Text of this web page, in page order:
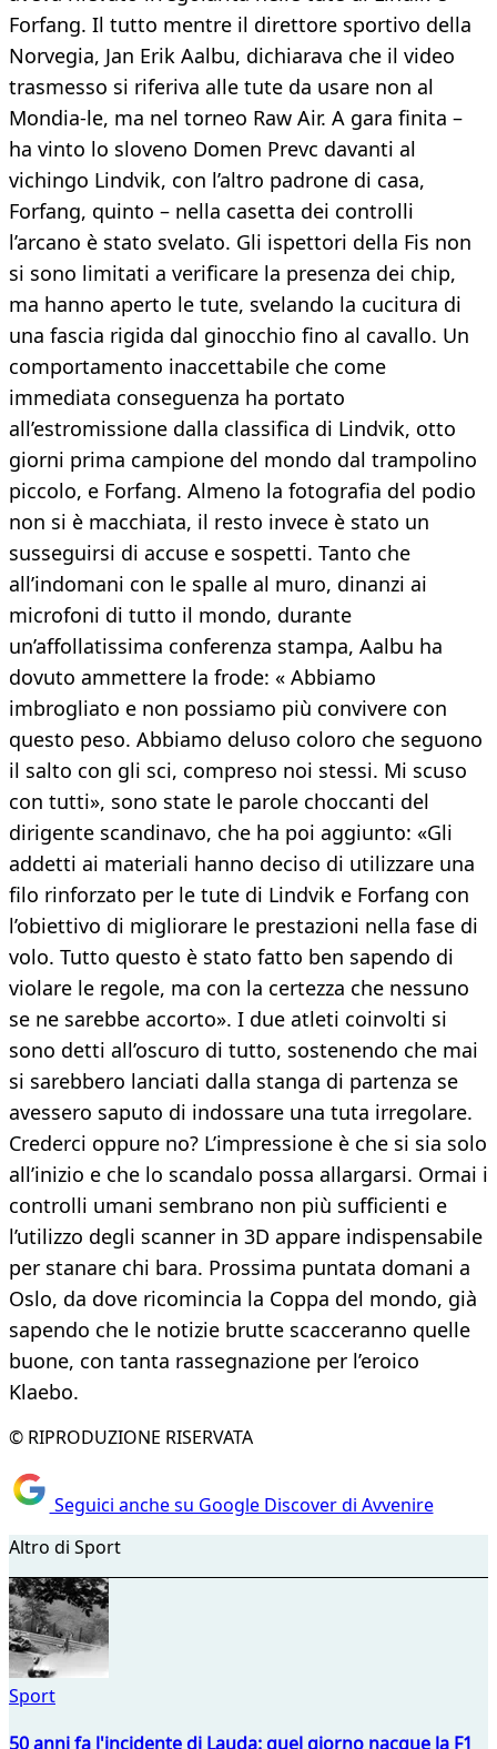
Forfang. Il tutto mentre il direttore sportivo della
Norvegia, Jan Erik Aalbu, dichiarava che il video
trasmesso si riferiva alle tute da usare non al
Mondia-le, ma nel torneo Raw Air. A gara finita –
ha vinto lo sloveno Domen Prevc davanti al
vichingo Lindvik, con l’altro padrone di casa,
Forfang, quinto – nella casetta dei controlli
l’arcano è stato svelato. Gli ispettori della Fis non
si sono limitati a verificare la presenza dei chip,
ma hanno aperto le tute, svelando la cucitura di
una fascia rigida dal ginocchio fino al cavallo. Un
comportamento inaccettabile che come
immediata conseguenza ha portato
all’estromissione dalla classifica di Lindvik, otto
giorni prima campione del mondo dal trampolino
piccolo, e Forfang. Almeno la fotografia del podio
non si è macchiata, il resto invece è stato un
susseguirsi di accuse e sospetti. Tanto che
all’indomani con le spalle al muro, dinanzi ai
microfoni di tutto il mondo, durante
un’affollatissima conferenza stampa, Aalbu ha
dovuto ammettere la frode: « Abbiamo
imbrogliato e non possiamo più convivere con
questo peso. Abbiamo deluso coloro che seguono
il salto con gli sci, compreso noi stessi. Mi scuso
con tutti», sono state le parole choccanti del
dirigente scandinavo, che ha poi aggiunto: «Gli
addetti ai materiali hanno deciso di utilizzare una
filo rinforzato per le tute di Lindvik e Forfang con
l’obiettivo di migliorare le prestazioni nella fase di
volo. Tutto questo è stato fatto ben sapendo di
violare le regole, ma con la certezza che nessuno
se ne sarebbe accorto». I due atleti coinvolti si
sono detti all’oscuro di tutto, sostenendo che mai
si sarebbero lanciati dalla stanga di partenza se
avessero saputo di indossare una tuta irregolare.
Crederci oppure no? L’impressione è che si sia solo
all’inizio e che lo scandalo possa allargarsi. Ormai i
controlli umani sembrano non più sufficienti e
l’utilizzo degli scanner in 3D appare indispensabile
per stanare chi bara. Prossima puntata domani a
Oslo, da dove ricomincia la Coppa del mondo, già
sapendo che le notizie brutte scacceranno quelle
buone, con tanta rassegnazione per l’eroico
Klaebo.
© RIPRODUZIONE RISERVATA
Seguici anche su Google Discover di Avvenire
Altro di Sport
Sport
50 anni fa l'incidente di Lauda: quel giorno nacque la F1